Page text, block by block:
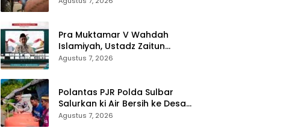
Pra Muktamar V Wahdah
Islamiyah, Ustadz Zaitun
Rasmin: Momentum Perkuat
Agustus 7, 2026
Polantas PJR Polda Sulbar
Salurkan ki Air Bersih ke Desa
Saloleyang, Bantuan Nyata di
Agustus 7, 2026